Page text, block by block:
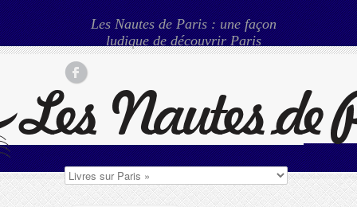
Les Nautes de Paris : une façon
ludique de découvrir Paris